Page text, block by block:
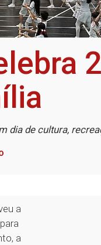
dia de cultura,
a
a